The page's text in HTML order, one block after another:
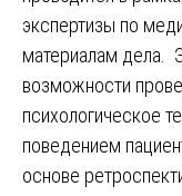
экспертизы по
материалам дела.
возможности
психологическое
поведением
основе